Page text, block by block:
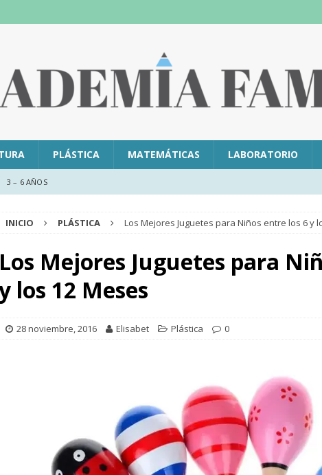
PLÁSTICA MATEMÁTICAS LABORATORIO
3 – 6 AÑOS
INICIO PLÁSTICA Los Mejores Juguetes para Niños entre los 6 y
Los Mejores Juguetes para
los 12 Meses
28 noviembre, 2016 Elisabet Plástica 0